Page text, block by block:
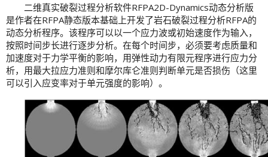
二维真实破裂过程分析软件RFPA2D-Dynamics动态分析版
是作者在RFPA静态版本基础上开发了岩石破裂过程分析RFPA的
动态分析程序。该程序可以以一个应力波或初始速度作为输入，
按照时间步长进行逐步分析。在每个时间步，必须要考虑质量和
加速度对于力学平衡的影响，用弹性动力有限元程序进行应力分
析，用最大拉应力准则和摩尔库仑准则判断单元是否损伤（这里
可以引入应变率对于单元强度的影响）。